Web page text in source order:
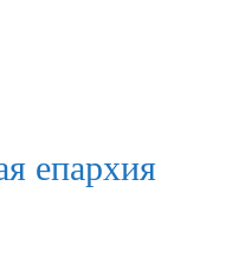
епархия